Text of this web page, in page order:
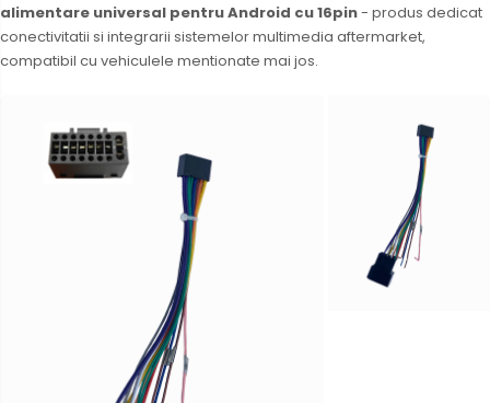
alimentare universal pentru Android cu 16pin- produs dedicat
conectivitatii si integrarii sistemelor multimedia aftermarket,
compatibil cu vehiculele mentionate mai jos.